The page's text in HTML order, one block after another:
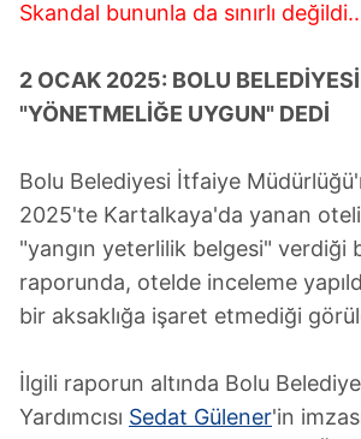
Skandal bununla da sınırlı
2 OCAK 2025: BOLU BELEDİYESİ
"YÖNETMELİĞE UYGUN" DEDİ
Bolu Belediyesi İtfaiye
2025'te Kartalkaya'da yanan
"yangın yeterlilik belgesi" verdiği
raporunda, otelde inceleme
bir aksaklığa işaret etmediği
İlgili raporun altında Bolu
Yardımcısı Sedat Gülener'in